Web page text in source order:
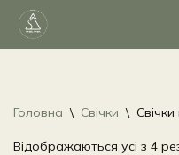
Перейти
Головна \ Свічки \
Відображаються усі з 4